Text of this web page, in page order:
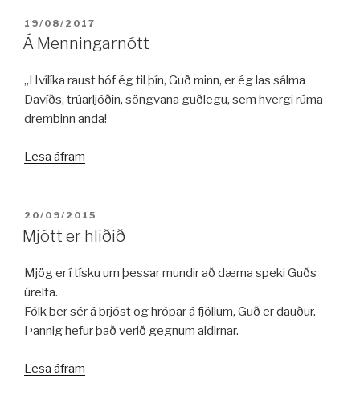
LOFTINU“
BIRT:
19/08/2017
Á Menningarnótt
„Hvílíka raust hóf ég til þín, Guð minn, er ég las sálma
Davíðs, trúarljóðin, söngvana guðlegu, sem hvergi rúma
drembinn anda!
Lesa áfram
BIRT:
20/09/2015
Mjótt er hliðið
Mjög er í tísku um þessar mundir að dæma speki Guðs
úrelta.
Fólk ber sér á brjóst og hrópar á fjöllum, Guð er dauður.
Þannig hefur það verið gegnum aldirnar.
Lesa áfram